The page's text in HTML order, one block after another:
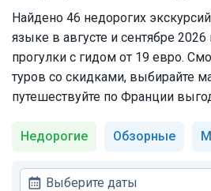
Найдено 46 недорогих
языке в августе и сентябре
прогулки с гидом от 19 евро.
туров со скидками, выбирайте
путешествуйте по Франции
Недорогие Обзорные
Выберите даты